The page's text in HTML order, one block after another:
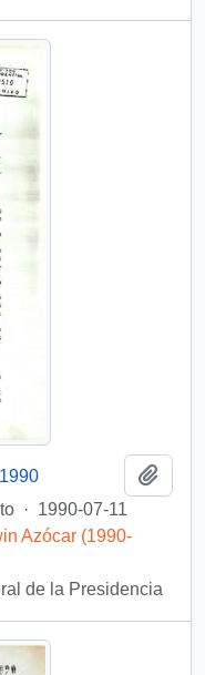
· 1990-07-11
Azócar (1990-
de la Presidencia